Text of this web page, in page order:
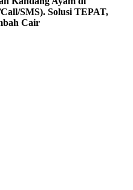
SMS). Solusi TEPAT,
Cair